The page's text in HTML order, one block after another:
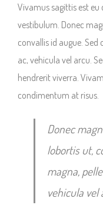
Vivamus sagittis est
vestibulum. Donec
convallis id augue.
ac, vehicula vel arcu.
hendrerit viverra.
condimentum at risus.
Donec
lobortis ut,
magna,
vehicula vel